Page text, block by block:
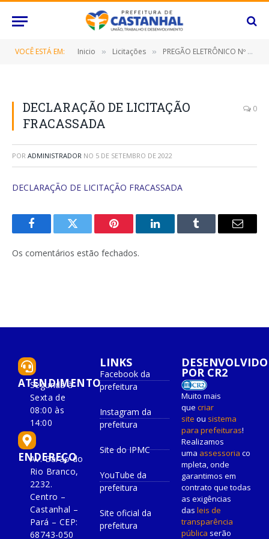
VOCÊ ESTÁ EM: Inicio » Licitações » PREGÃO ELETRÔNICO Nº 072/2022-SRP (CONTRATAÇÃO DE EMPRESA ESPECIALIZADA PARA FORNECIMENTO DE LUBRIFICANTES)
DECLARAÇÃO DE LICITAÇÃO
FRACASSADA
0
POR ADMINISTRADOR NO 5 DE SETEMBRO DE 2022
DECLARAÇÃO DE LICITAÇÃO FRACASSADA
FacebookTwitter Pinterest O
Tumblr
E-
Os comentários estão fechados.
ATENDIMENTO
Segunda à
Sexta de
08:00 às
14:00
ENDEREÇO
Av. Barão do
Rio Branco,
2232.
Centro –
Castanhal –
Pará – CEP:
68743-050
LINKS
Facebook da
prefeitura
Instagram da
prefeitura
Site do IPMC
YouTube da
prefeitura
Site oficial da
prefeitura
DESENVOLVIDO
POR CR2
Muito mais
que criar
site ou sistema
para prefeituras!
Realizamos
uma assessoria co
mpleta, onde
garantimos em
contrato que todas
as exigências
das leis de
transparência
pública serão